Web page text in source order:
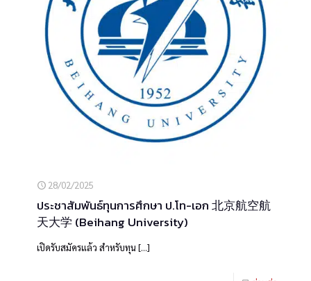
28/02/2025
ประชาสัมพันธ์ทุนการศึกษา ป.โท-เอก 北京航空航
天大学 (Beihang University)
เปิดรับสมัครแล้ว สำหรับทุน[…]